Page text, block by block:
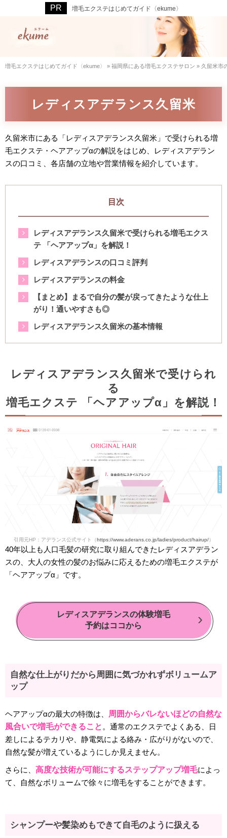
増毛エクステはじめてガイド〈ekume〉
増毛エクステはじめてガイド〈ekume〉 » 福岡県にある増毛エクステサロン » 久留米市
レディスアデランス久留米
久留米市にある「レディスアデランス久留米」で受けられる増
毛エクステ・ヘアアップαの解説をはじめ、レディスアデラン
スの口コミ、各店舗の立地や営業情報を紹介しています。
目次
レディスアデランス久留米で受けられる増毛エクス
テ 「ヘアアップα」を解説！
レディスアデランスの口コミ評判
レディスアデランスの料金
【まとめ】まるで自分の髪が戻ってきたような仕上
がり！通いやすさも◎
レディスアデランス久留米の基本情報
レディスアデランス久留米で受けられ
る
増毛エクステ 「ヘアアップα」を解説！
引用元HP：アデランス公式サイト（https://www.aderans.co.jp/ladies/product/hairup/）
40年以上も人口毛髪の研究に取り組んできたレディスアデラン
スの、大人の女性の髪のお悩みに応えるための増毛エクステが
「ヘアアップα」です。
レディスアデランスの体験増毛
予約はココから
自然な仕上がりだから周囲に気づかれずボリュームア
ップ
ヘアアップαの最大の特徴は、
周囲からバレないほどの自然な
風合いで増毛ができること 。通常のエクステでよくある、日
差しによるテカリや、静電気による絡み・広がりがないので、
自然な髪が増えているようにしか見えません。
さらに、 高度な技術が可能にするステップアップ増毛によっ
て、自然なボリュームで徐々に増毛をすることができます。
シャンプーや髪染めもできて自毛のように扱える